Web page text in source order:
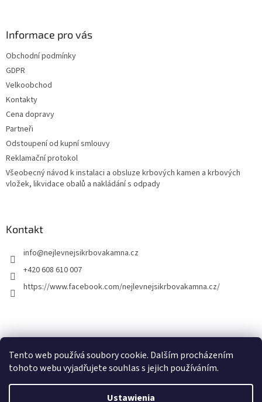
Tento web používá soubory cookie. Dalším procházením
tohoto webu vyjadřujete souhlas s jejich používáním.
Ustawienia
Informace pro vás
Obchodní podmínky
GDPR
Velkoobchod
Kontakty
Cena dopravy
Partneři
Odstoupení od kupní smlouvy
Reklamační protokol
Všeobecný návod k instalaci a obsluze krbových kamen a krbových
vložek, likvidace obalů a nakládání s odpady
Kontakt
info@nejlevnejsikrbovakamna.cz
+420 608 610 007
https://www.facebook.com/nejlevnejsikrbovakamna.cz/